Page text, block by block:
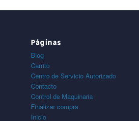
Páginas
Blog
Carrito
Centro de Servicio Autorizado
Contacto
Control de Maquinaria
Finalizar compra
Inicio